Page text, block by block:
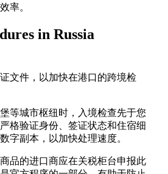
率。
in Russia
文件，以加快在港口的跨境检
等城市枢纽时，入境检查先于您
格验证身份、签证状态和住宿细
字副本，以加快处理速度。
品的进口商应在关税柜台申报此